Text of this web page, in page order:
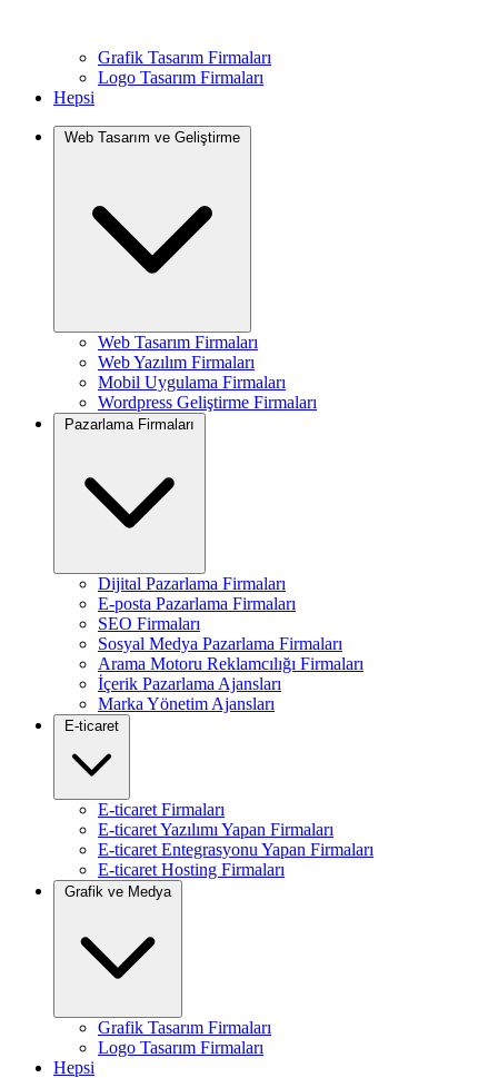
Grafik Tasarım Firmaları
Logo Tasarım Firmaları
Hepsi
Web Tasarım ve Geliştirme
Web Tasarım Firmaları
Web Yazılım Firmaları
Mobil Uygulama Firmaları
Wordpress Geliştirme Firmaları
Pazarlama Firmaları
Dijital Pazarlama Firmaları
E-posta Pazarlama Firmaları
SEO Firmaları
Sosyal Medya Pazarlama Firmaları
Arama Motoru Reklamcılığı Firmaları
İçerik Pazarlama Ajansları
Marka Yönetim Ajansları
E-ticaret
E-ticaret Firmaları
E-ticaret Yazılımı Yapan Firmaları
E-ticaret Entegrasyonu Yapan Firmaları
E-ticaret Hosting Firmaları
Grafik ve Medya
Grafik Tasarım Firmaları
Logo Tasarım Firmaları
Hepsi